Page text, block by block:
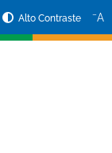
Alto Contraste −A